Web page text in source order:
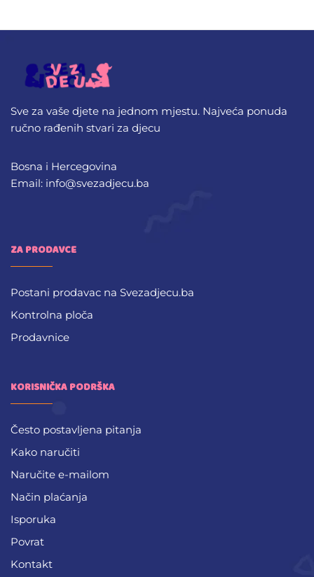
Sve za vaše djete na jednom mjestu. Najveća ponuda
ručno rađenih stvari za djecu
Bosna i Hercegovina
Email: info@svezadjecu.ba
ZA PRODAVCE
Postani prodavac na Svezadjecu.ba
Kontrolna ploča
Prodavnice
KORISNIČKA PODRŠKA
Često postavljena pitanja
Kako naručiti
Naručite e-mailom
Način plaćanja
Isporuka
Povrat
Kontakt